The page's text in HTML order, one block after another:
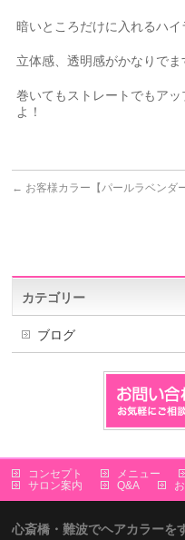
暗いところだけに入れるハイ
立体感、透明感がかなりでま
巻いてもストレートでもア
よ！
← お客様カラー【パールラベンダー
カテゴリー
ブログ
コンセプト メニュー
サロン案内
Q&A
心斎橋・難波でヘアカラーを